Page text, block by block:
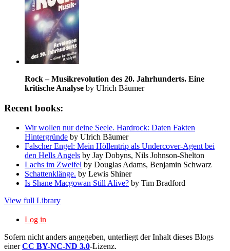
Rock – Musikrevolution des 20. Jahrhunderts. Eine
kritische Analyse by Ulrich Bäumer
Recent books:
Wir wollen nur deine Seele. Hardrock: Daten Fakten
Hintergründe by Ulrich Bäumer
Falscher Engel: Mein Höllentrip als Undercover-Agent bei
den Hells Angels by Jay Dobyns, Nils Johnson-Shelton
Lachs im Zweifel by Douglas Adams, Benjamin Schwarz
Schattenklänge. by Lewis Shiner
Is Shane Macgowan Still Alive? by Tim Bradford
View full Library
Log in
Sofern nicht anders angegeben, unterliegt der Inhalt dieses Blogs
einerCC BY-NC-ND 3.0-Lizenz.